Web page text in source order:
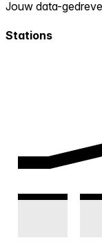
Jouw data-
Stations